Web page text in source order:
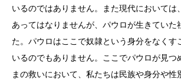
いるのではありません。また現代においては
あってはなりませんが、パウロが生きていた
た。パウロはここで奴隷という身分をなくす
いるのでもありません。ここでパウロが見つ
まの救いにおいて、私たちは民族や身分や性